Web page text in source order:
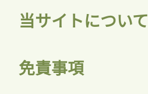
当サイトについて
免責事項